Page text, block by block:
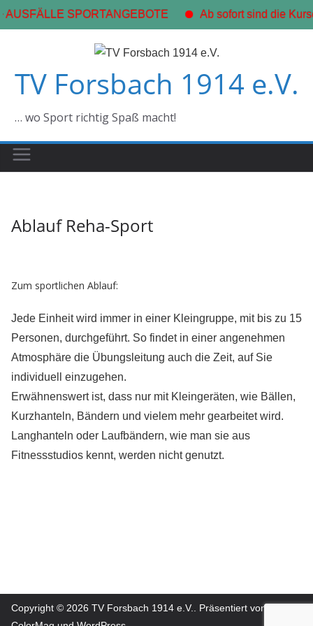
SPORTANGEBOTE Ab sofort sind die
springen
TV Forsbach 1914 e.V.
… wo Sport richtig Spaß macht!
Ablauf Reha-Sport
Zum sportlichen Ablauf:
Jede Einheit wird immer in einer Kleingruppe, mit bis zu 15
Personen, durchgeführt. So findet in einer angenehmen
Atmosphäre die Übungsleitung auch die Zeit, auf Sie
individuell einzugehen.
Erwähnenswert ist, dass nur mit Kleingeräten, wie Bällen,
Kurzhanteln, Bändern und vielem mehr gearbeitet wird.
Langhanteln oder Laufbändern, wie man sie aus
Fitnessstudios kennt, werden nicht genutzt.
Copyright © 2026 TV Forsbach 1914 e.V.
. Präsentiert von